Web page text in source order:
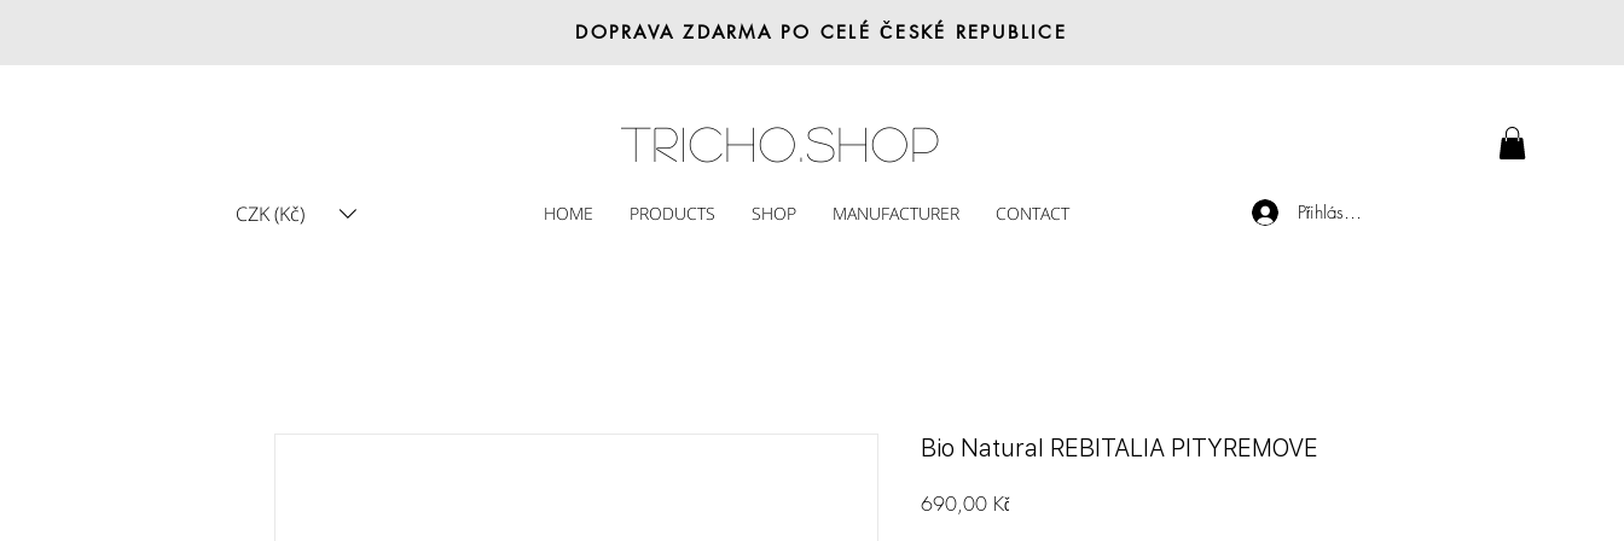
DOPRAVA ZDARMA PO CELÉ ČESKÉ REPUBLICE
Tricho.shop
CZK (Kč) HOME PRODUCTS SHOP MANUFACTURER CONTACT Přihlásit se
Bio Natural REBITALIA PITYREMOVE
690,00 KčCena